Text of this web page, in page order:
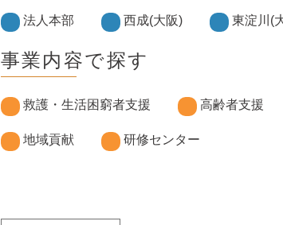
法人本部 西成(大阪) 東淀川(
事業内容で探す
救護・生活困窮者支援 高齢者支援
地域貢献 研修センター